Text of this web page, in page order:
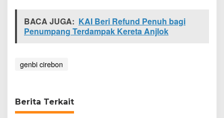
BACA JUGA: KAI Beri Refund Penuh bagi
Penumpang Terdampak Kereta Anjlok
genbi cirebon
Berita Terkait